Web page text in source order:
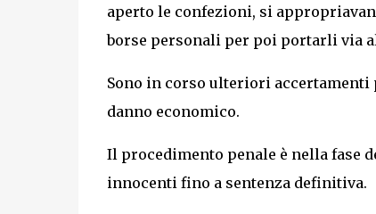
aperto le confezioni, si
borse personali per poi portarli via
Sono in corso ulteriori
danno economico.
Il procedimento penale è nella fase
innocenti fino a sentenza definitiva.